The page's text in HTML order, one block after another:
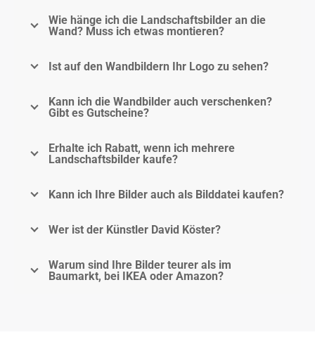
Wie hänge ich die Landschaftsbilder an die
Wand? Muss ich etwas montieren?
Ist auf den Wandbildern Ihr Logo zu sehen?
Kann ich die Wandbilder auch verschenken?
Gibt es Gutscheine?
Erhalte ich Rabatt, wenn ich mehrere
Landschaftsbilder kaufe?
Kann ich Ihre Bilder auch als Bilddatei kaufen?
Wer ist der Künstler David Köster?
Warum sind Ihre Bilder teurer als im
Baumarkt, bei IKEA oder Amazon?